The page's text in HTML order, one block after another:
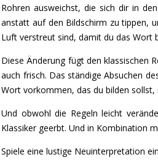
Rohren ausweichst, die sich dir in
anstatt auf den Bildschirm zu tippen,
Luft verstreut sind, damit du das Wort
Diese Änderung fügt den klassischen
auch frisch. Das ständige Absuchen
Wort vorkommen, das du bilden
Und obwohl die Regeln leicht
Klassiker geerbt. Und in Kombination
Spiele eine lustige Neuinterpretation